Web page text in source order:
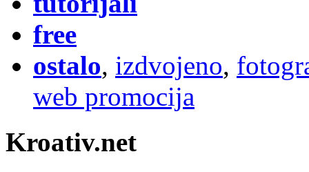
free
ostalo, izdvojeno,
web promocija
Kroativ.net